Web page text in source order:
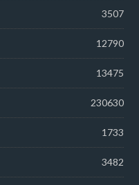
3507
12790
13475
230630
1733
3482